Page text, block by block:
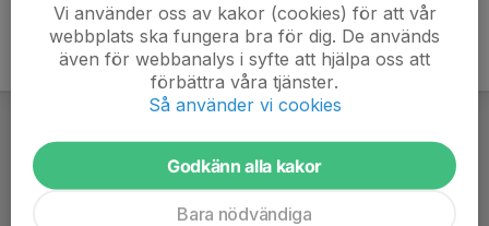
Vi använder oss av kakor (cookies) för att vår
webbplats ska fungera bra för dig. De används
även för webbanalys i syfte att hjälpa oss att
förbättra våra tjänster.
Så använder vi cookies
Godkänn alla kakor
Bara nödvändiga